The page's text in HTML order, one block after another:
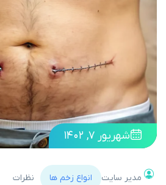
شهریور ۷, ۱۴۰۲
مدیر سایت انواع زخم ها نظرات